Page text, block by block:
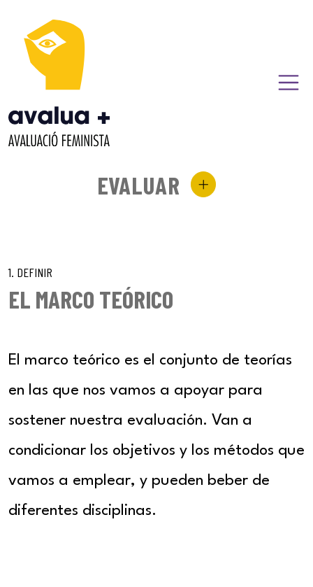
EVALUAR
1. DEFINIR
EL MARCO TEÓRICO
El marco teórico es el conjunto de teorías
en las que nos vamos a apoyar para
sostener nuestra evaluación. Van a
condicionar los objetivos y los métodos que
vamos a emplear, y pueden beber de
diferentes disciplinas.